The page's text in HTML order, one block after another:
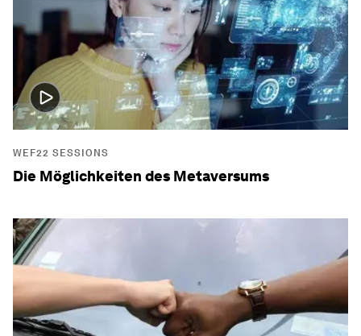
WEF22 SESSIONS
Die Möglichkeiten des Metaversums